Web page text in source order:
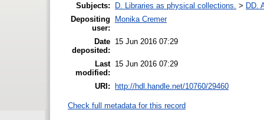
Subjects:
D. Libraries as physical collections. > DD.
Depositing
user:
Monika Cremer
Date
deposited:
15 Jun 2016 07:29
Last
modified:
15 Jun 2016 07:29
URI: http://hdl.handle.net/10760/29460
Check full metadata for this record